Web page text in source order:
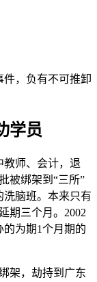
件，负有不可推卸
学员
师、会计，退
被绑架到“三所”
洗脑班。本来只有
期三个月。2002
为期1个月期的
架，劫持到广东